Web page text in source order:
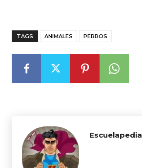
TAGS ANIMALES PERROS
Escuelapedia